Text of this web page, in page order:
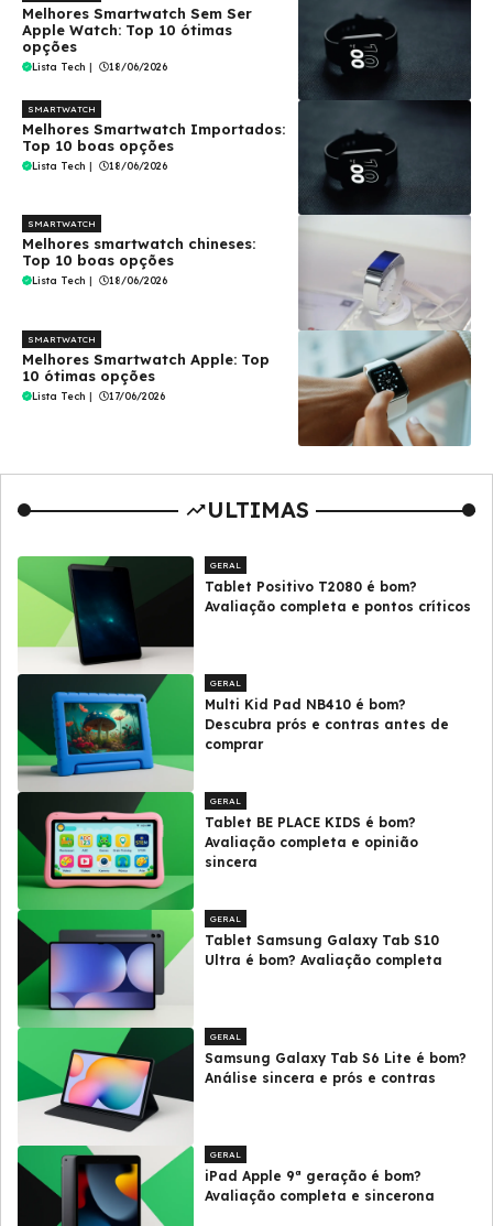
Melhores Smartwatch Sem Ser
Apple Watch: Top 10 ótimas
opções
Lista Tech | 18/06/2026
SMARTWATCH
Melhores Smartwatch Importados:
Top 10 boas opções
Lista Tech | 18/06/2026
SMARTWATCH
Melhores smartwatch chineses:
Top 10 boas opções
Lista Tech | 18/06/2026
SMARTWATCH
Melhores Smartwatch Apple: Top
10 ótimas opções
Lista Tech | 17/06/2026
ULTIMAS
GERAL
Tablet Positivo T2080 é bom?
Avaliação completa e pontos críticos
GERAL
Multi Kid Pad NB410 é bom?
Descubra prós e contras antes de
comprar
GERAL
Tablet BE PLACE KIDS é bom?
Avaliação completa e opinião
sincera
GERAL
Tablet Samsung Galaxy Tab S10
Ultra é bom? Avaliação completa
GERAL
Samsung Galaxy Tab S6 Lite é bom?
Análise sincera e prós e contras
GERAL
iPad Apple 9ª geração é bom?
Avaliação completa e sincerona